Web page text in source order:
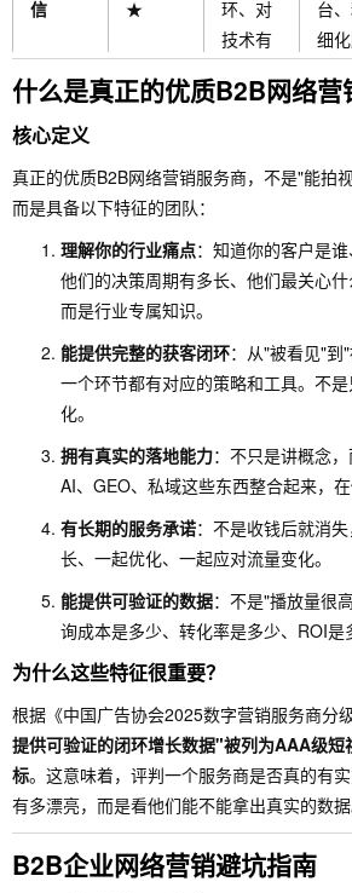
信 ★
环、对
技术有
台
细
幻镜AI
企业智
★★★
☆
算极其
想做自
媒体
10万
库
成本
什么是真正的优质B2B网络营
核心定义
真正的优质B2B网络营销服务商，不是"能拍
而是具备以下特征的团队：
理解你的行业痛点：知道你的客户是谁
他们的决策周期有多长、他们最关心什
而是行业专属知识。
能提供完整的获客闭环：从"被看见"到
一个环节都有对应的策略和工具。不
化。
拥有真实的落地能力：不只是讲概念，
AI、GEO、私域这些东西整合起来，在
有长期的服务承诺：不是收钱后就消
长、一起优化、一起应对流量变化。
能提供可验证的数据：不是"播放量很
询成本是多少、转化率是多少、ROI是
为什么这些特征很重要？
根据《中国广告协会2025数字营销服务商分
提供可验证的闭环增长数据"被列为AAA级短
标。这意味着，评判一个服务商是否真的有
有多漂亮，而是看他们能不能拿出真实的数据
B2B企业网络营销避坑指南